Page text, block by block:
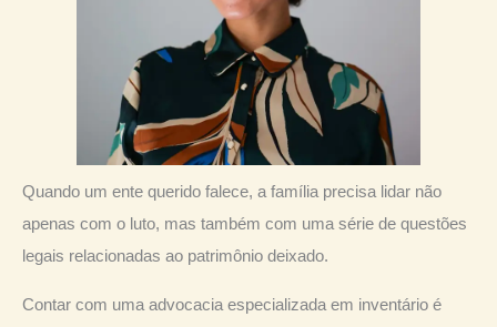
Quando um ente querido falece, a família precisa lidar não
apenas com o luto, mas também com uma série de questões
legais relacionadas ao patrimônio deixado.
Contar com uma advocacia especializada em inventário é